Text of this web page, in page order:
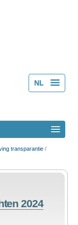
NL
transparantie /
2024